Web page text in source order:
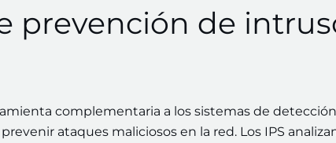
prevención de
complementaria a los sistemas de
ataques maliciosos en la red. Los IPS